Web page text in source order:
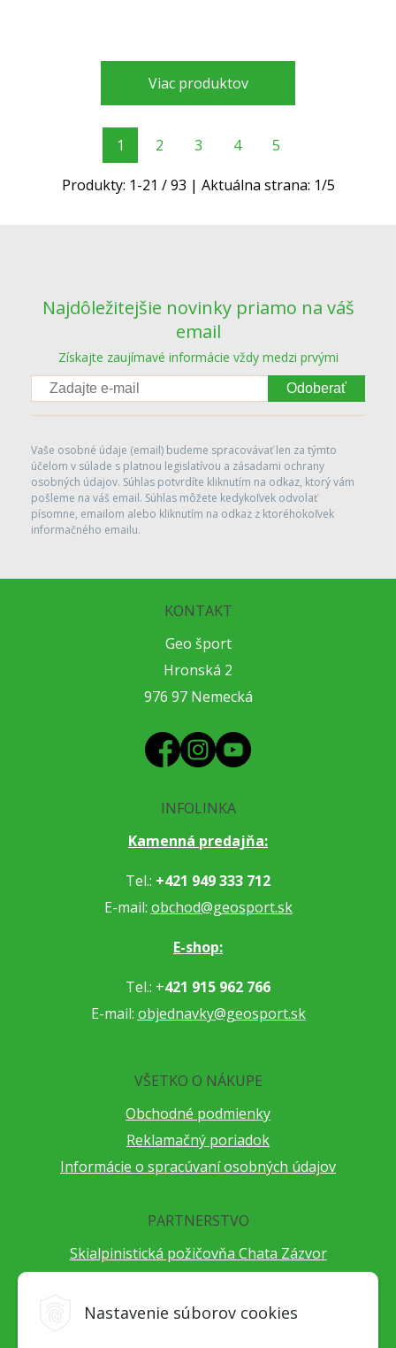
Nastavenie súborov cookies
Viac produktov
1 2 3 4 5
Produkty: 1-21 /93 | Aktuálna strana: 1/5
Najdôležitejšie novinky priamo na váš
email
Získajte zaujímavé informácie vždy medzi prvými
Odoberať
Vaše osobné údaje (email) budeme spracovávať len za týmto
účelom v súlade s platnou legislatívou a zásadami ochrany
osobných údajov. Súhlas potvrdíte kliknutím na odkaz, ktorý vám
pošleme na váš email. Súhlas môžete kedykoľvek odvolať
písomne, emailom alebo kliknutím na odkaz z ktoréhokoľvek
informačného emailu.
KONTAKT
Geo šport
Hronská 2
976 97 Nemecká
INFOLINKA
Kamenná predajňa:
Tel.: +421 949 333 712
E-mail: obchod@geosport.sk
E-shop:
Tel.: +421 915 962 766
E-mail: objednavky@geosport.sk
VŠETKO O NÁKUPE
Obchodné podmienky
Reklamačný poriadok
Informácie o spracúvaní osobných údajov
PARTNERSTVO
Skialpinistická požičovňa Chata Zázvor
Cestovateľský festival Cestou necestou